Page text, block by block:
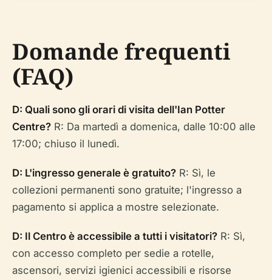
Domande frequenti
(FAQ)
D: Quali sono gli orari di visita dell'Ian Potter
Centre? R: Da martedì a domenica, dalle 10:00 alle
17:00; chiuso il lunedì.
D: L'ingresso generale è gratuito? R: Sì, le
collezioni permanenti sono gratuite; l'ingresso a
pagamento si applica a mostre selezionate.
D: Il Centro è accessibile a tutti i visitatori? R: Sì,
con accesso completo per sedie a rotelle,
ascensori, servizi igienici accessibili e risorse